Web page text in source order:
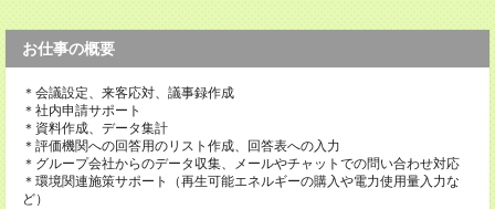
お仕事の概要
＊会議設定、来客応対、議事録作成
＊社内申請サポート
＊資料作成、データ集計
＊評価機関への回答用のリスト作成、回答表への入力
＊グループ会社からのデータ収集、メールやチャットでの問い合わせ対応
＊環境関連施策サポート（再生可能エネルギーの購入や電力使用量入力な
ど）